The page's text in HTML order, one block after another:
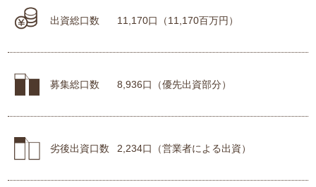
出資総口数 11,170口（11,170百万円）
募集総口数 8,936口（優先出資部分）
劣後出資口数 2,234口（営業者による出資）